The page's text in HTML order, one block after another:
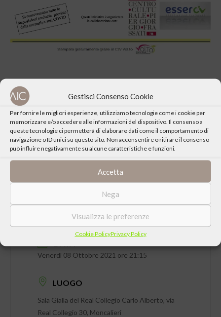
Gestisci Consenso Cookie
Per fornire le migliori esperienze, utilizziamo tecnologie come i cookie per
memorizzare e/o accedere alle informazioni del dispositivo. Il consenso a
queste tecnologie ci permetterà di elaborare dati come il comportamento di
navigazione o ID unici su questo sito. Non acconsentire o ritirare il consenso
può influire negativamente su alcune caratteristiche e funzioni.
Accetta
Nega
Visualizza le preferenze
Cookie PolicyPrivacy Policy
CONDIVIDI QUESTO EVENTO
Venerdì 08 Ottobre 2021 ore 21:15
LUOGO
Sala Gialla del Real Collegio Carlo Alberto, via
Real Collegio 30, Moncalieri